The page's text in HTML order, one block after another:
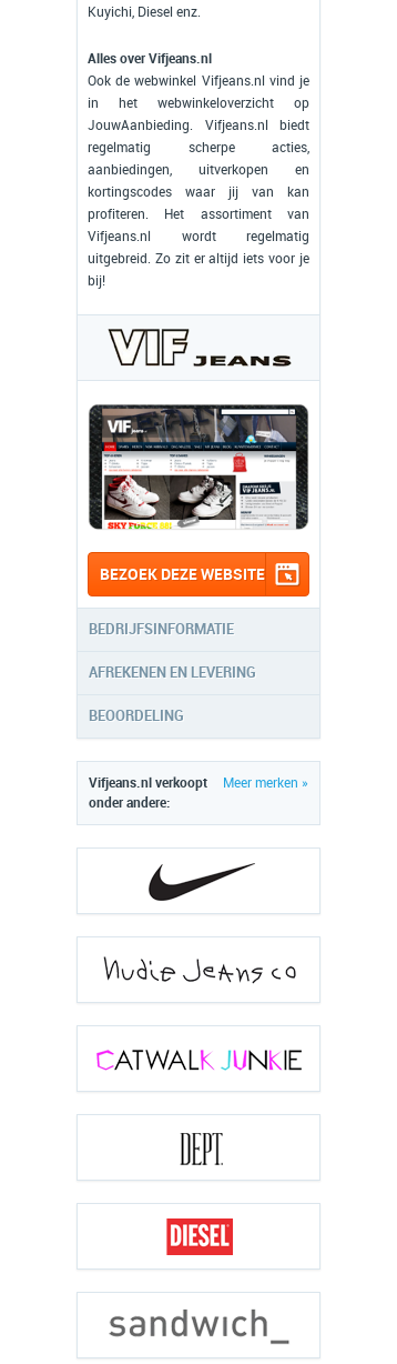
Kuyichi, Diesel enz.
Alles over Vifjeans.nl
Ook de webwinkel Vifjeans.nl vind je
in het webwinkeloverzicht op
JouwAanbieding. Vifjeans.nl biedt
regelmatig scherpe acties,
aanbiedingen, uitverkopen en
kortingscodes waar jij van kan
profiteren. Het assortiment van
Vifjeans.nl wordt regelmatig
uitgebreid. Zo zit er altijd iets voor je
bij!
BEZOEK DEZE WEBSITE
BEDRIJFSINFORMATIE
AFREKENEN EN LEVERING
BEOORDELING
Meer merken »
Vifjeans.nl verkoopt
onder andere: